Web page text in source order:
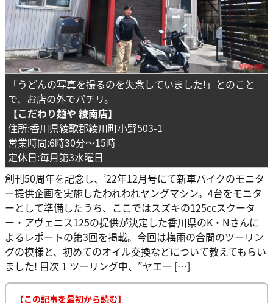
「うどんの写真を撮るのを失念していました!」とのこと
で、お店の外でパチリ。
【こだわり麺や 綾南店】
住所:香川県綾歌郡綾川町小野503-1
営業時間:6時30分～15時
定休日:毎月第3水曜日
創刊50周年を記念し、’22年12月号にて新車バイクのモニタ
ー提供企画を実施したわれわれヤングマシン。4台をモニタ
ーとして準備したうち、ここではスズキの125ccスクータ
ー・アヴェニス125の提供が決定した香川県のK・Nさんに
よるレポートの第3回を掲載。今回は梅雨の合間のツーリン
グの模様と、初めてのオイル交換などについて教えてもらい
ました! 目次 1 ツーリング中、”ヤエー […]
【この記事を最初から読む】